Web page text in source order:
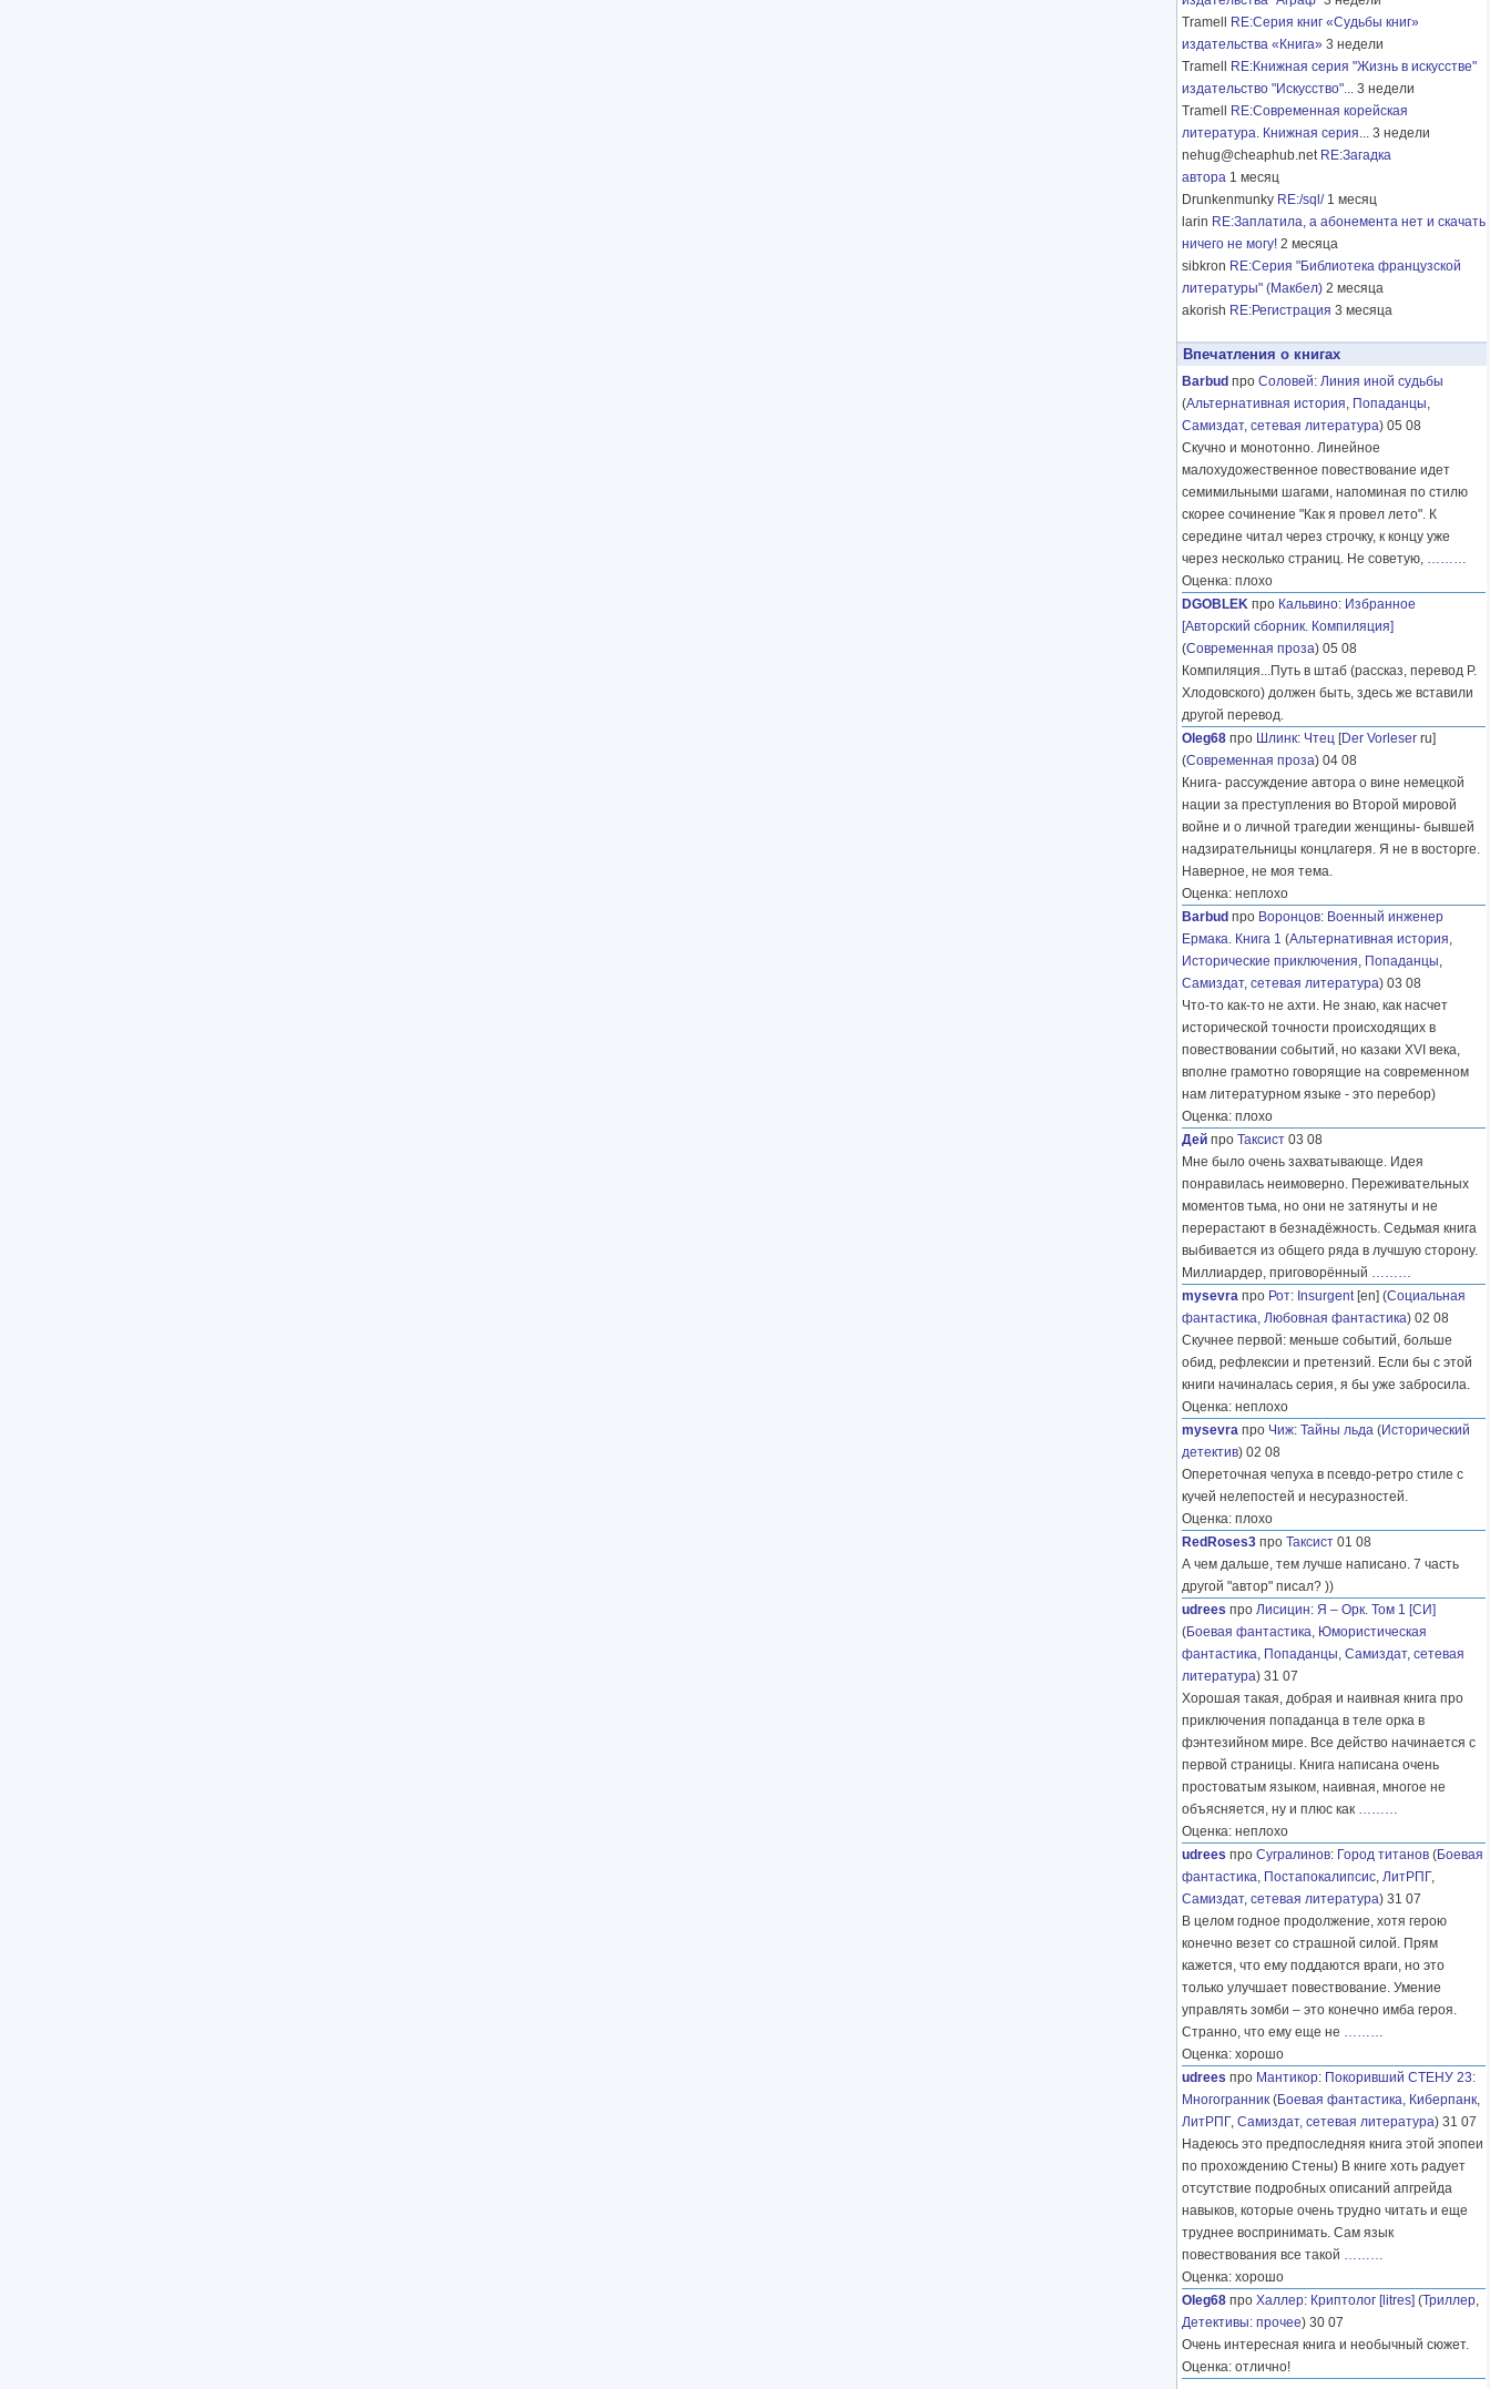
Tramell
RE:Серия книг «Судьбы книг»
издательства «Книга» 3 недели
Tramell
RE:Книжная серия "Жизнь в искусстве"
издательство "Искусство"... 3 недели
Tramell
RE:Современная корейская
литература. Книжная серия... 3 недели
nehug@cheaphub.net RE:Загадка
автора 1 месяц
Drunkenmunky RE:/sql/ 1 месяц
larin RE:Заплатила, а абонемента нет и скачать
ничего не могу! 2 месяца
sibkron RE:Серия "Библиотека французской
литературы" (Макбел) 2 месяца
akorish RE:Регистрация 3 месяца
Впечатления о книгах
Barbud про Соловей: Линия иной судьбы
(Альтернативная история, Попаданцы,
Самиздат, сетевая литература) 05 08
Скучно и монотонно. Линейное
малохудожественное повествование идет
семимильными шагами, напоминая по стилю
скорее сочинение "Как я провел лето". К
середине читал через строчку, к концу уже
через несколько страниц. Не советую, ………
Оценка: плохо
DGOBLEK про Кальвино: Избранное
[Авторский сборник. Компиляция]
(Современная проза) 05 08
Компиляция...Путь в штаб (рассказ, перевод Р.
Хлодовского) должен быть, здесь же вставили
другой перевод.
Oleg68 про Шлинк: Чтец [Der Vorleser ru]
(Современная проза) 04 08
Книга- рассуждение автора о вине немецкой
нации за преступления во Второй мировой
войне и о личной трагедии женщины- бывшей
надзирательницы концлагеря. Я не в восторге.
Наверное, не моя тема.
Оценка: неплохо
Barbud про Воронцов: Военный инженер
Ермака. Книга 1 (Альтернативная история,
Исторические приключения, Попаданцы,
Самиздат, сетевая литература) 03 08
Что-то как-то не ахти. Не знаю, как насчет
исторической точности происходящих в
повествовании событий, но казаки XVI века,
вполне грамотно говорящие на современном
нам литературном языке - это перебор)
Оценка: плохо
Дей про Таксист 03 08
Мне было очень захватывающе. Идея
понравилась неимоверно. Переживательных
моментов тьма, но они не затянуты и не
перерастают в безнадёжность. Седьмая книга
выбивается из общего ряда в лучшую сторону.
Миллиардер, приговорённый ………
mysevra про Рот: Insurgent[en] (Социальная
фантастика, Любовная фантастика) 02 08
Скучнее первой: меньше событий, больше
обид, рефлексии и претензий. Если бы с этой
книги начиналась серия, я бы уже забросила.
Оценка: неплохо
mysevra про Чиж: Тайны льда (Исторический
детектив) 02 08
Опереточная чепуха в псевдо-ретро стиле с
кучей нелепостей и несуразностей.
Оценка: плохо
RedRoses3 про Таксист 01 08
А чем дальше, тем лучше написано. 7 часть
другой "автор" писал? ))
udrees про Лисицин: Я – Орк. Том 1 [СИ]
(Боевая фантастика, Юмористическая
фантастика, Попаданцы, Самиздат, сетевая
литература) 31 07
Хорошая такая, добрая и наивная книга про
приключения попаданца в теле орка в
фэнтезийном мире. Все действо начинается с
первой страницы. Книга написана очень
простоватым языком, наивная, многое не
объясняется, ну и плюс как ………
Оценка: неплохо
udrees про Сугралинов: Город титанов (Боевая
фантастика, Постапокалипсис, ЛитРПГ,
Самиздат, сетевая литература) 31 07
В целом годное продолжение, хотя герою
конечно везет со страшной силой. Прям
кажется, что ему поддаются враги, но это
только улучшает повествование. Умение
управлять зомби – это конечно имба героя.
Странно, что ему еще не ………
Оценка: хорошо
udrees про Мантикор: Покоривший СТЕНУ 23:
Многогранник (Боевая фантастика, Киберпанк,
ЛитРПГ, Самиздат, сетевая литература) 31 07
Надеюсь это предпоследняя книга этой эпопеи
по прохождению Стены) В книге хоть радует
отсутствие подробных описаний апгрейда
навыков, которые очень трудно читать и еще
труднее воспринимать. Сам язык
повествования все такой ………
Оценка: хорошо
Oleg68 про Халлер: Криптолог [litres] (Триллер,
Детективы: прочее) 30 07
Очень интересная книга и необычный сюжет.
Оценка: отлично!